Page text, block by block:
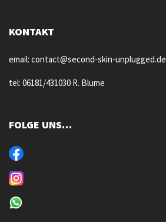
KONTAKT
email: contact@second-skin-unplugged.de
tel: 06181/431030 R. Blume
FOLGE UNS…